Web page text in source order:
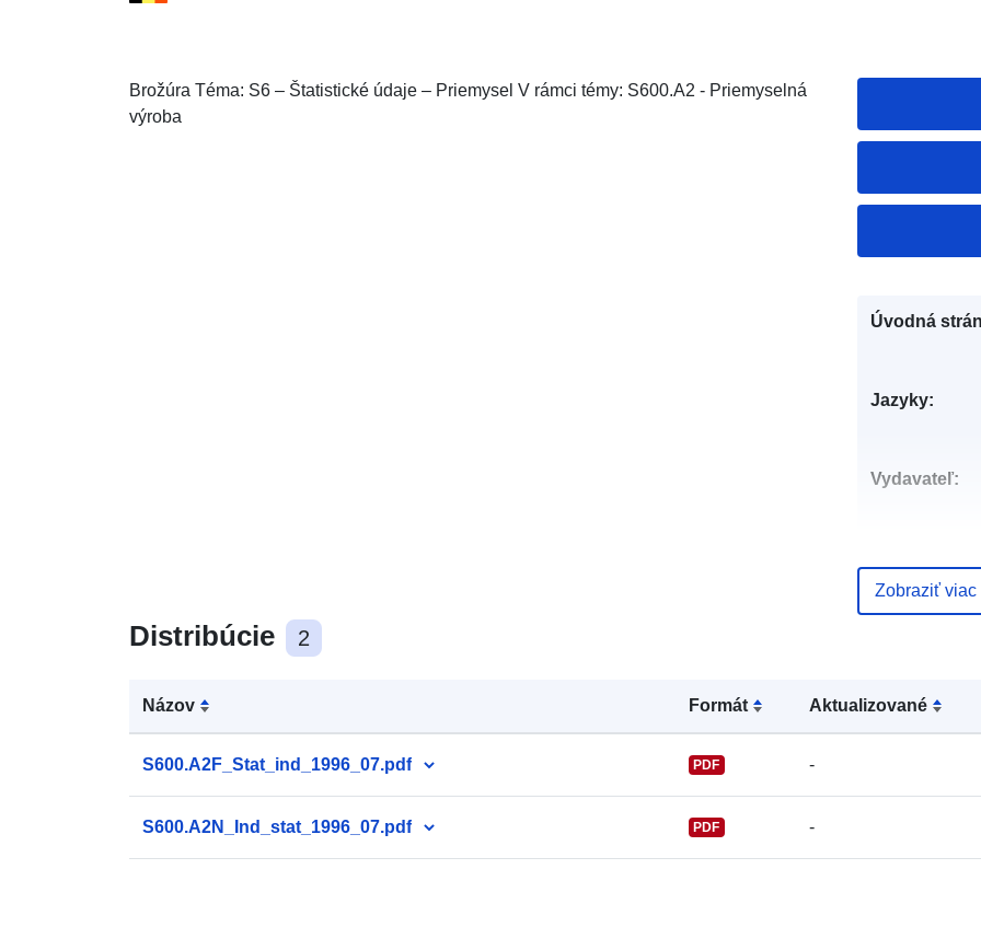
Brožúra Téma: S6 – Štatistické údaje – Priemysel V rámci témy: S600.A2 - Priemyselná
výroba
Distribúcie 2
Názov Formát Aktualizované
S600.A2F_Stat_ind_1996_07.pdf PDF -
S600.A2N_Ind_stat_1996_07.pdf PDF -
Úvodná
Jazyky:
Vydavateľ:
miesta:
Zobraziť viac